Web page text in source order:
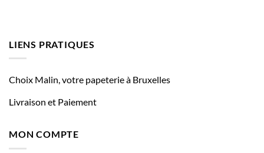
LIENS PRATIQUES
Choix Malin, votre papeterie à Bruxelles
Livraison et Paiement
MON COMPTE